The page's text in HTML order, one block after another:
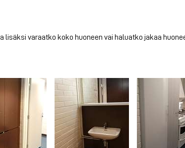
lisäksi varaatko koko huoneen vai haluatko jakaa